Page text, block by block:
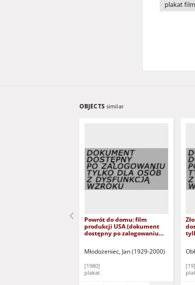
plakat
OBJECTS similar
Powrót do domu: film
produkcji USA (dokument
dostępny po zalogowaniu
wzroku)
Młodożeniec, Jan (1929-2000)
[1980]
plakat